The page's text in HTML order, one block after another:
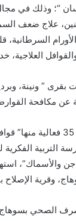
“؛ وذلك في
علاج ضعف
السرطانية،
العلاجية، خدمات
الزارعة 3
مكافحة القوارض،
وقامت مديرية الطب
التربية
والأسماك”،
الإصلاح بالبلينا،